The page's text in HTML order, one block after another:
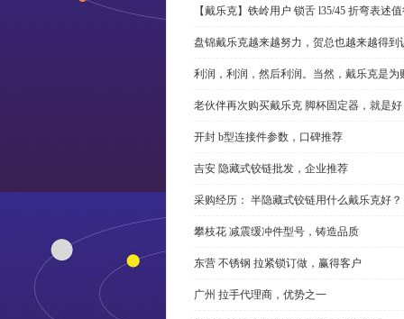
【戴乐克】铁岭用户 锁舌 l35/45 折弯表述
盘锦戴乐克越来越努力，贺总也越来越得到
利润，利润，然后利润。当然，戴乐克是为
老伙伴再次购买戴乐克 脚杯固定器，就是
开封 b型连接件参数，口碑推荐
吉安 隐藏式铰链批发，企业推荐
采购经历： 半隐藏式铰链用什么戴乐克好？
攀枝花 减震缓冲件型号，铸造品质
东营 不锈钢 拉紧锁订做，赢得客户
广州 拉手代理商，优势之一